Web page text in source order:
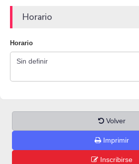
Horario
Horario
Volver
Imprimir
Inscribirse